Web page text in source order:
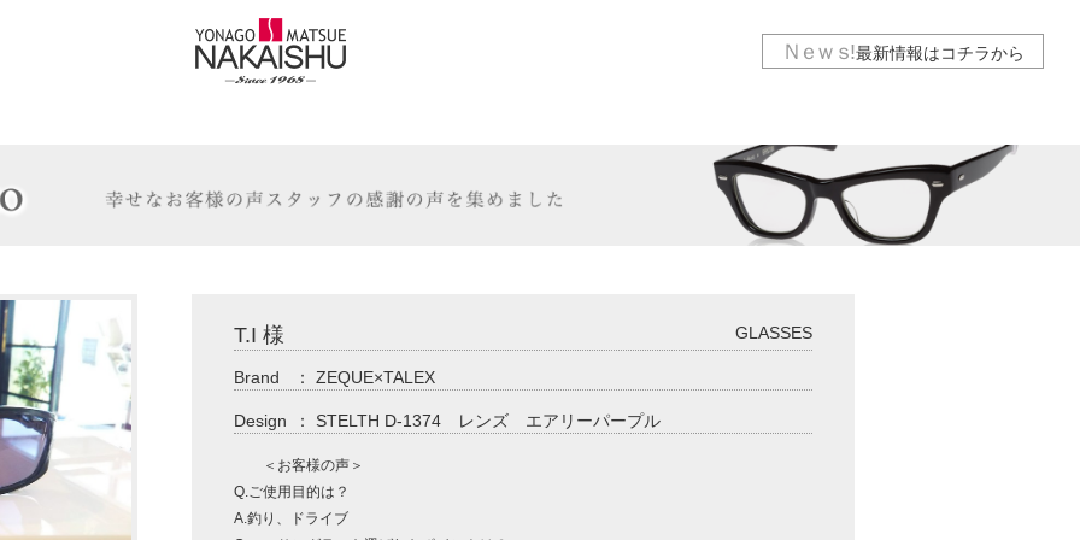
Ｎｅｗｓ!最新情報はコチラから
T.I 様 GLASSES
Brand ： ZEQUE×TALEX
Design ： STELTH D-1374 レンズ エアリーパープル
＜お客様の声＞
Q.ご使用目的は？
A.釣り、ドライブ